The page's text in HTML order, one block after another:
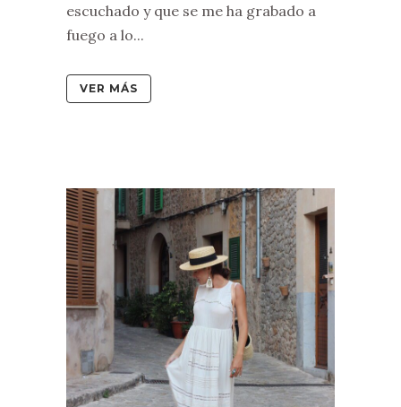
escuchado y que se me ha grabado a
fuego a lo...
VER MÁS